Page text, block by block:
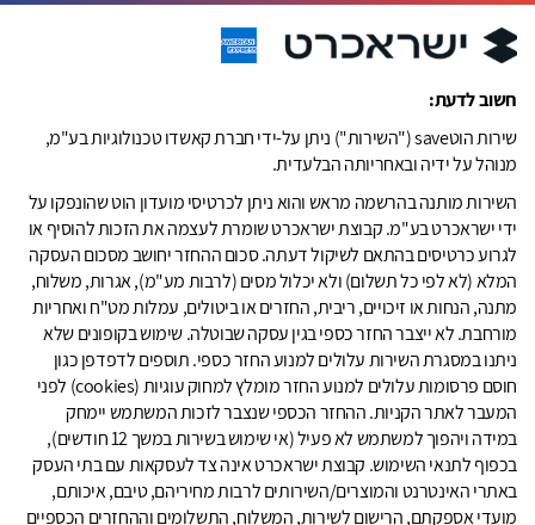
חשוב לדעת:
שירות הוטsave ("השירות") ניתן על-ידי חברת קאשדו טכנולוגיות בע"מ,
מנוהל על ידיה ובאחריותה הבלעדית.
השירות מותנה בהרשמה מראש והוא ניתן לכרטיסי מועדון הוט שהונפקו על
ידי ישראכרט בע"מ. קבוצת ישראכרט שומרת לעצמה את הזכות להוסיף או
לגרוע כרטיסים בהתאם לשיקול דעתה. סכום ההחזר יחושב מסכום העסקה
המלא (לא לפי כל תשלום) ולא יכלול מסים (לרבות מע"מ), אגרות, משלוח,
מתנה, הנחות או זיכויים, ריבית, החזרים או ביטולים, עמלות מט"ח ואחריות
מורחבת. לא ייצבר החזר כספי בגין עסקה שבוטלה. שימוש בקופונים שלא
ניתנו במסגרת השירות עלולים למנוע החזר כספי. תוספים לדפדפן כגון
חוסם פרסומות עלולים למנוע החזר מומלץ למחוק עוגיות (cookies) לפני
המעבר לאתר הקניות. ההחזר הכספי שנצבר לזכות המשתמש יימחק
במידה ויהפוך למשתמש לא פעיל (אי שימוש בשירות במשך 12 חודשים),
בכפוף לתנאי השימוש. קבוצת ישראכרט אינה צד לעסקאות עם בתי העסק
באתרי האינטרנט והמוצרים/השירותים לרבות מחיריהם, טיבם, איכותם,
מועדי אספקתם, הרישום לשירות, המשלוח, התשלומים וההחזרים הכספיים